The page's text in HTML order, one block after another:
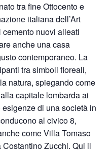
tra fine Ottocento e
italiana dell’Art
nuovi alleati
anche una casa
contemporaneo. La
tra simboli floreali,
natura, spiegando come
capitale lombarda ai
di una società in
al civico 8,
come Villa Tomaso
Zucchi. Qui il